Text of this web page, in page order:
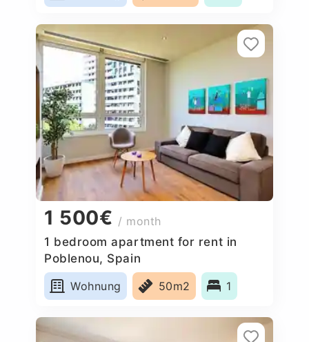
1 500€ / month
1 bedroom apartment for rent in
Poblenou, Spain
Wohnung
50m2 1